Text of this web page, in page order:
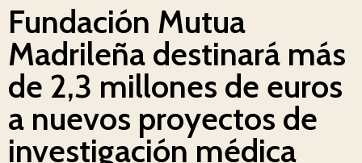
Fundación Mutua
Madrileña destinará más
de 2,3 millones de euros
a nuevos proyectos de
investigación médica